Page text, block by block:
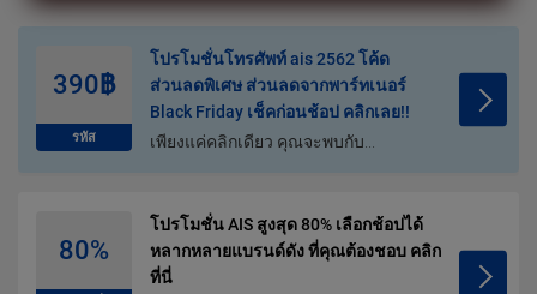
390฿
รหัส
โปรโมชั่นโทรศัพท์ ais 2562 โค้ด
ส่วนลดพิเศษ ส่วนลดจากพาร์ทเนอร์
Black Friday เช็คก่อนช้อป คลิกเลย!!
เพียงแค่คลิกเดียว คุณจะพบกับ...
80%
โปรโมชั่น AIS สูงสุด 80% เลือกช้อปได้
หลากหลายแบรนด์ดัง ที่คุณต้องชอบ คลิก
ที่นี่